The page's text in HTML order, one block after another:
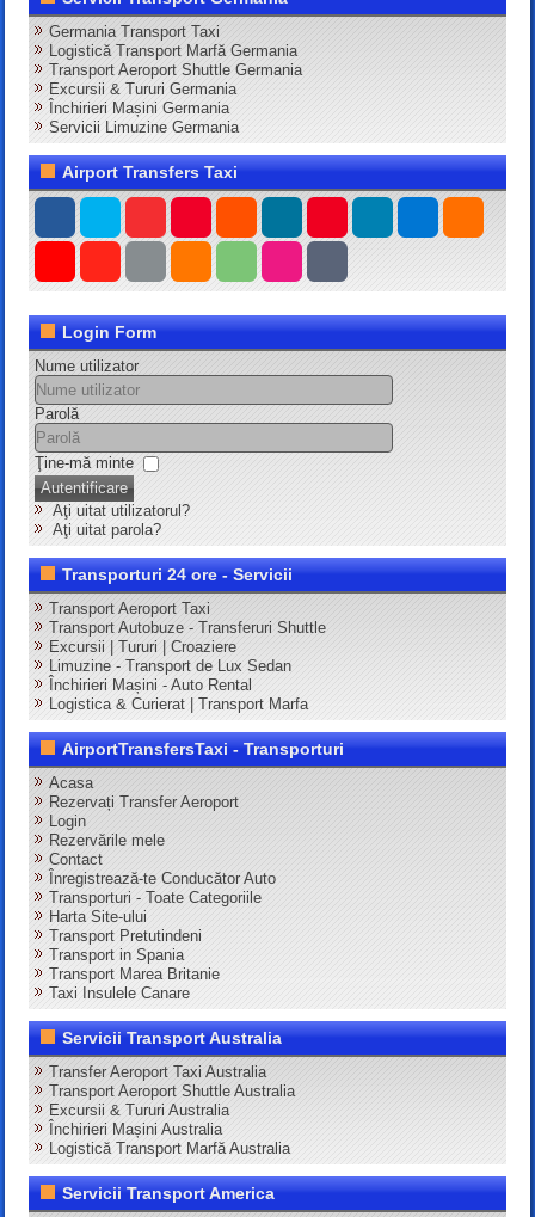
Germania Transport Taxi
Logistică Transport Marfă Germania
Transport Aeroport Shuttle Germania
Excursii & Tururi Germania
Închirieri Mașini Germania
Servicii Limuzine Germania
Airport Transfers Taxi
Login Form
Nume utilizator
Parolă
Ţine-mă minte
Autentificare
Aţi uitat utilizatorul?
Aţi uitat parola?
Transporturi 24 ore - Servicii
Transport Aeroport Taxi
Transport Autobuze - Transferuri Shuttle
Excursii | Tururi | Croaziere
Limuzine - Transport de Lux Sedan
Închirieri Mașini - Auto Rental
Logistica & Curierat | Transport Marfa
AirportTransfersTaxi - Transporturi
Acasa
Rezervați Transfer Aeroport
Login
Rezervările mele
Contact
Înregistrează-te Conducător Auto
Transporturi - Toate Categoriile
Harta Site-ului
Transport Pretutindeni
Transport in Spania
Transport Marea Britanie
Taxi Insulele Canare
Servicii Transport Australia
Transfer Aeroport Taxi Australia
Transport Aeroport Shuttle Australia
Excursii & Tururi Australia
Închirieri Mașini Australia
Logistică Transport Marfă Australia
Servicii Transport America